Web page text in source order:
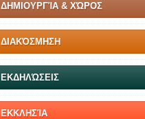
ΔΗΜΙΟΥΡΓΊΑ & ΧΏΡΟΣ
ΔΙΑΚΌΣΜΗΣΗ
ΕΚΔΗΛΏΣΕΙΣ
ΕΚΚΛΗΣΊΑ